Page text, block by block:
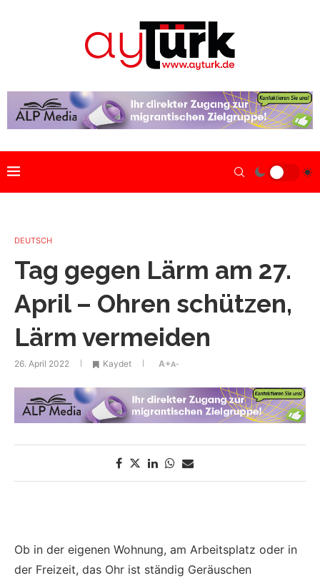
DEUTSCH
Tag gegen Lärm am 27.
April – Ohren schützen,
Lärm vermeiden
26. April 2022 Kaydet A+A-
Ob in der eigenen Wohnung, am Arbeitsplatz oder in
der Freizeit, das Ohr ist ständig Geräuschen